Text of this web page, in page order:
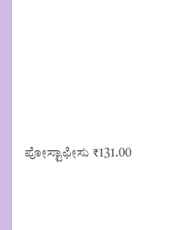
ಪೋಸ್ಟಾಫೀಸು ₹131.00